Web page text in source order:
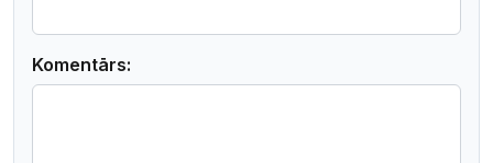
Komentārs: